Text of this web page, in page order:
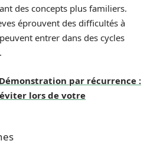
des concepts plus familiers.
éprouvent des difficultés à
entrer dans des cycles
Démonstration par récurrence :
lors de votre